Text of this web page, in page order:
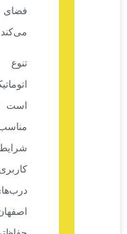
فضای حداقلی را اشغال
تنوع در درب‌های
اتوماتیک باعث شده
است که انتخاب مدل
مناسب، وابسته به
شرایط محیطی و نوع
کاربری باشد. نمایندگی
درب‌های اتوماتیک در
اصفهان، مانند دفتر